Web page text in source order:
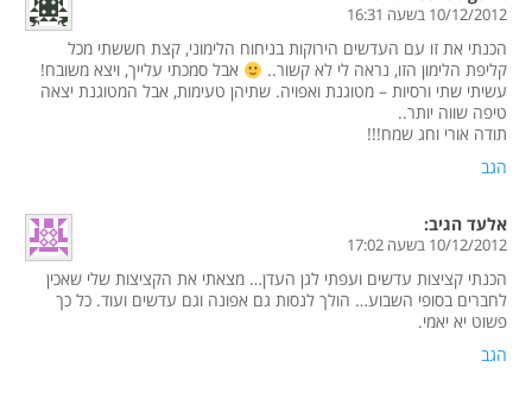
10/12/2012 בשעה 16:31
הכנתי את זו עם העדשים הירוקות בניחוח הלימוני, קצת חששתי מכל
קליפת הלימון הזו, נראה לי לא קשור..
אבל סמכתי עלייך, ויצא משובח!
עשיתי שתי ורסיות – מטוגנת ואפויה. שתיהן טעימות, אבל המטוגנת יצאה
טיפה שווה יותר..
תודה אורי וחג שמח!!!
הגב
אלעד הגיב:
10/12/2012 בשעה 17:02
הכנתי קציצות עדשים ועפתי לגן העדן… מצאתי את הקציצות שלי שאכין
לחברים בסופי השבוע… הולך לנסות גם אפונה וגם עדשים ועוד. כל כך
פשוט יא יאמי.
הגב